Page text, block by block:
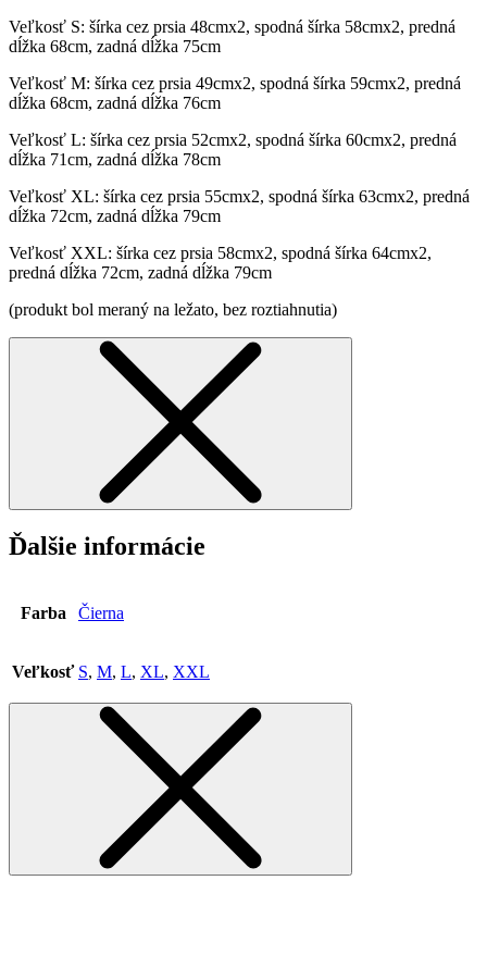
Veľkosť S: šírka cez prsia 48cmx2, spodná šírka 58cmx2, predná
dĺžka 68cm, zadná dĺžka 75cm
Veľkosť M: šírka cez prsia 49cmx2, spodná šírka 59cmx2, predná
dĺžka 68cm, zadná dĺžka 76cm
Veľkosť L: šírka cez prsia 52cmx2, spodná šírka 60cmx2, predná
dĺžka 71cm, zadná dĺžka 78cm
Veľkosť XL: šírka cez prsia 55cmx2, spodná šírka 63cmx2, predná
dĺžka 72cm, zadná dĺžka 79cm
Veľkosť XXL: šírka cez prsia 58cmx2, spodná šírka 64cmx2,
predná dĺžka 72cm, zadná dĺžka 79cm
(produkt bol meraný na ležato, bez roztiahnutia)
Ďalšie informácie
Farba Čierna
Veľkosť S, M, L, XL, XXL